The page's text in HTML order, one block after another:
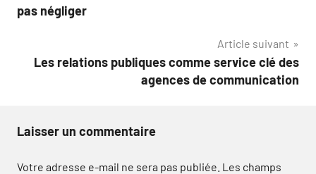
de
pas négliger
Article suivant
Les relations publiques comme service clé des
agences de communication
Laisser un commentaire
Votre adresse e-mail ne sera pas publiée. Les champs